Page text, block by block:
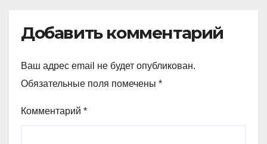
Добавить комментарий
Ваш адрес email не будет опубликован.
Обязательные поля помечены *
Комментарий *